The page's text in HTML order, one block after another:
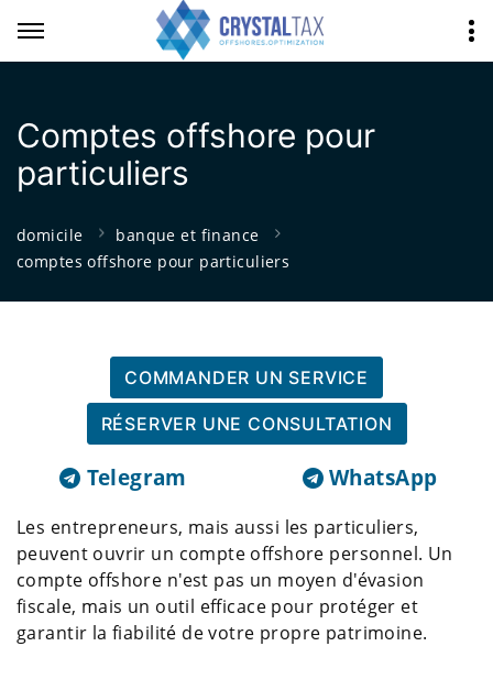
Comptes offshore pour
particuliers
domicile
banque et finance
comptes offshore pour particuliers
COMMANDER UN SERVICE
RÉSERVER UNE CONSULTATION
Telegram WhatsApp
Les entrepreneurs, mais aussi les particuliers,
peuvent ouvrir un compte offshore personnel. Un
compte offshore n'est pas un moyen d'évasion
fiscale, mais un outil efficace pour protéger et
garantir la fiabilité de votre propre patrimoine.